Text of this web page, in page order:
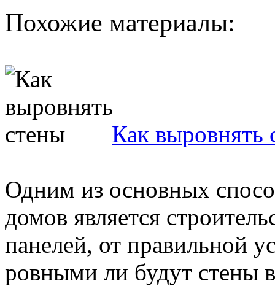
Похожие материалы:
Как выровнять
Одним из основных
домов является
панелей, от правильной
ровными ли будут стены